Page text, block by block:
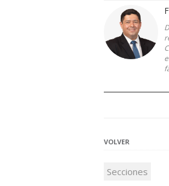
VOLVER
Secciones